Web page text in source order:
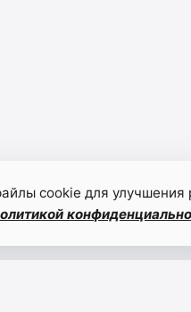
cookie для улучшения